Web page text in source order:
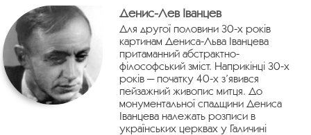
Денис-Лев Іванцев
Для другої половини 30-х років
картинам Дениса-Льва Іванцева
притаманний абстрактно-
філософський зміст. Наприкінці 30-х
років — початку 40-х з’явився
пейзажний живопис митця. До
монументальної спадщини Дениса
Іванцева належать розписи в
українських церквах у Галичині